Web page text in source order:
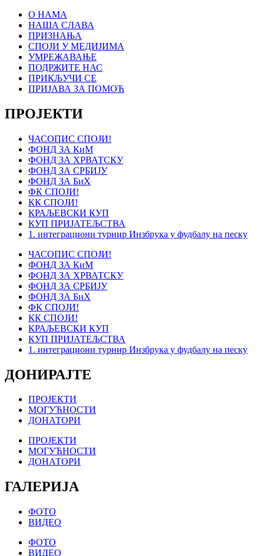
О НАМА
НАША СЛАВА
ПРИЗНАЊА
СПОЈИ У МЕДИЈИМА
УМРЕЖАВАЊЕ
ПОДРЖИТЕ НАС
ПРИКЉУЧИ СЕ
ПРИЈАВА ЗА ПОМОЋ
ПРОЈЕКТИ
ЧАСОПИС СПОЈИ!
ФОНД ЗА КиМ
ФОНД ЗА ХРВАТСКУ
ФОНД ЗА СРБИЈУ
ФОНД ЗА БиХ
ФК СПОЈИ!
КК СПОЈИ!
КРАЉЕВСКИ КУП
КУП ПРИЈАТЕЉСТВА
1. интеграциони турнир Инзбрука у фудбалу на песку
ЧАСОПИС СПОЈИ!
ФОНД ЗА КиМ
ФОНД ЗА ХРВАТСКУ
ФОНД ЗА СРБИЈУ
ФОНД ЗА БиХ
ФК СПОЈИ!
КК СПОЈИ!
КРАЉЕВСКИ КУП
КУП ПРИЈАТЕЉСТВА
1. интеграциони турнир Инзбрука у фудбалу на песку
ДОНИРАЈТЕ
ПРОЈЕКТИ
МОГУЋНОСТИ
ДОНАТОРИ
ПРОЈЕКТИ
МОГУЋНОСТИ
ДОНАТОРИ
ГАЛЕРИЈА
ФОТО
ВИДЕО
ФОТО
ВИДЕО